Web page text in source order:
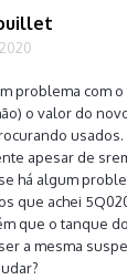
problema com
o valor do
usados.
apesar de
há algum
que achei
que o tanque do
a mesma